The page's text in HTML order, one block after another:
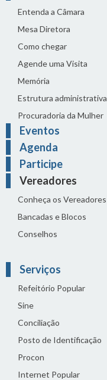
Entenda a Câmara
Mesa Diretora
Como chegar
Agende uma Visita
Memória
Estrutura administrativa
Procuradoria da Mulher
Eventos
Agenda
Participe
Vereadores
Conheça os Vereadores
Bancadas e Blocos
Conselhos
Serviços
Refeitório Popular
Sine
Conciliação
Posto de Identificação
Procon
Internet Popular